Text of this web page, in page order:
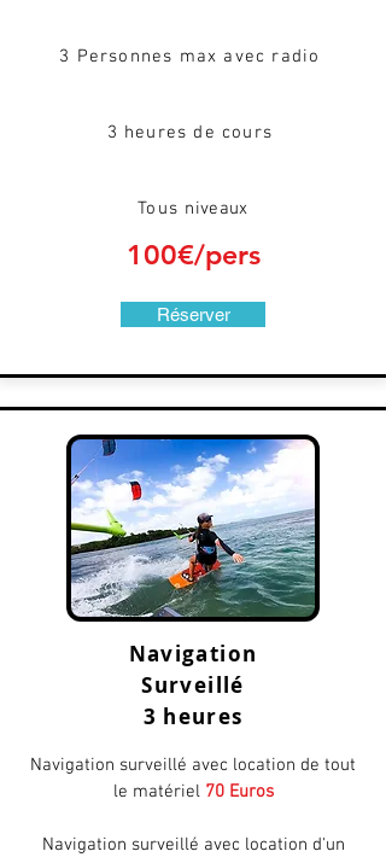
3 Personnes max avec radio
3 heures de cours
Tous niveaux
100€/pers
Réserver
Navigation
Surveillé
3 heures
Navigation surveillé avec location de tout
le matériel 70 Euros
Navigation surveillé avec location d'un